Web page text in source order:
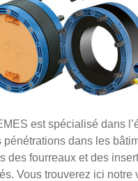
est spécialisé dans
pénétrations dans les
des fourreaux et des
Vous trouverez ici notre